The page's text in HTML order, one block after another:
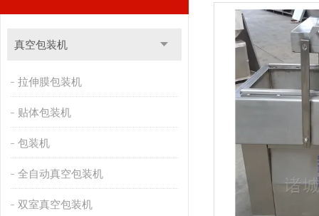
真空包装机
拉伸膜包装机
贴体包装机
包装机
全自动真空包装机
双室真空包装机